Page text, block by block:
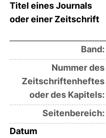
Titel eines Journals
oder einer Zeitschrift
Band:
Nummer des
Zeitschriftenheftes
oder des Kapitels:
Seitenbereich:
Datum